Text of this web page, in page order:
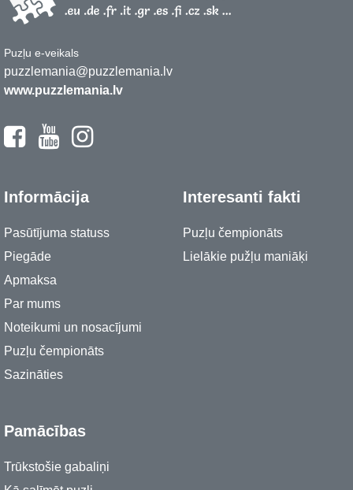
Puzļu e-veikals
puzzlemania@puzzlemania.lv
www.puzzlemania.lv
Informācija
Pasūtījuma statuss
Piegāde
Apmaksa
Par mums
Noteikumi un nosacījumi
Puzļu čempionāts
Sazināties
Interesanti fakti
Puzļu čempionāts
Lielākie pužļu maniāķi
Pamācības
Trūkstošie gabaliņi